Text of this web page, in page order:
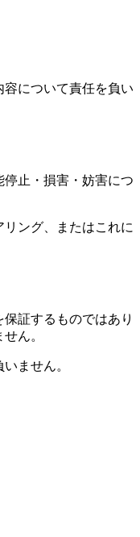
について責任を負い
止・損害・妨害につ
ング、またはこれに
証するものではあり
ん。
ません。